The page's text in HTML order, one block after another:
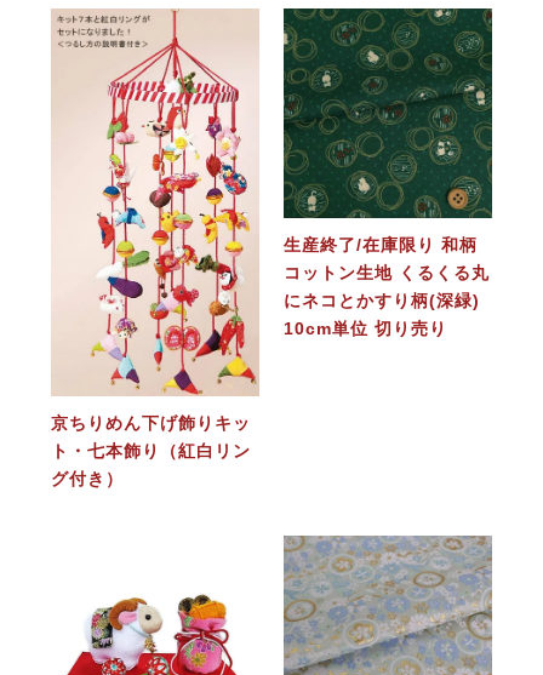
京ちりめん下げ飾りキッ
ト・七本飾り（紅白リン
グ付き）
生産終了/在庫限り 和柄
コットン生地 くるくる丸
にネコとかすり柄(深緑)
10cm単位 切り売り